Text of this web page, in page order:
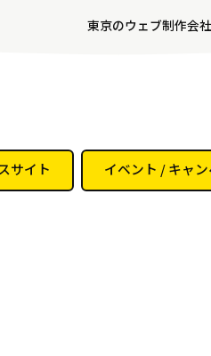
東京のウェブ制作会
サイト イベント / キャ